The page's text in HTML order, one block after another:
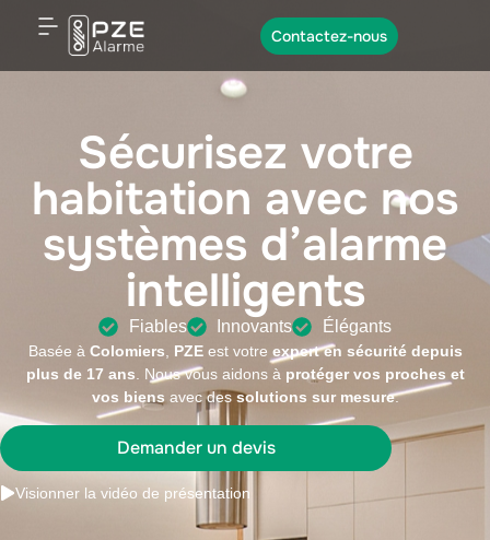
Contactez-nous
Sécurisez votre
habitation avec nos
systèmes d’alarme
intelligents
Fiables Innovants Élégants
Basée à Colomiers, PZEest votre expert en sécurité depuis
plus de 17 ans. Nous vous aidons à protéger vos proches et
vos biensavec dessolutions sur mesure.
Demander un devis
Visionner la vidéo de présentation